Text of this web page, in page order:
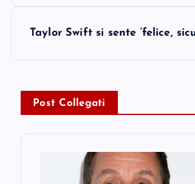
Taylor Swift si sente ‘felice,
Post Collegati